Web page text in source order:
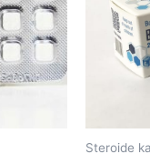
Steroide